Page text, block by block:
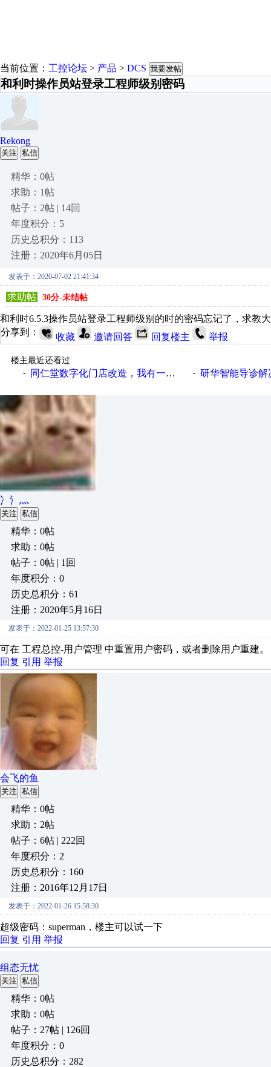
当前位置： 工控论坛 > 产品 > DCS 我要发帖
和利时操作员站登录工程师级别密码
Rekong
关注 私信
精华：0帖
求助：1帖
帖子：2帖 | 14回
年度积分：5
历史总积分：113
注册：2020年6月05日
发表于：2020-07-02 21:41:34
求助帖 30分-未结帖
和利时6.5.3操作员站登录工程师级别的时的密码忘记了，求教
分享到：
收藏 邀请回答 回复楼主 举报
楼主最近还看过
·
同仁堂数字化门店改造，我有一剂良方 · 研华智能导诊解
冫氵灬
关注 私信
精华：0帖
求助：0帖
帖子：0帖 | 1回
年度积分：0
历史总积分：61
注册：2020年5月16日
发表于：2022-01-25 13:57:30
可在 工程总控-用户管理 中重置用户密码，或者删除用户重建。
回复 引用 举报
会飞的鱼
关注 私信
精华：0帖
求助：2帖
帖子：6帖 | 222回
年度积分：2
历史总积分：160
注册：2016年12月17日
发表于：2022-01-26 15:58:30
超级密码：superman，楼主可以试一下
回复 引用 举报
组态无忧
关注 私信
精华：0帖
求助：0帖
帖子：27帖 | 126回
年度积分：0
历史总积分：282